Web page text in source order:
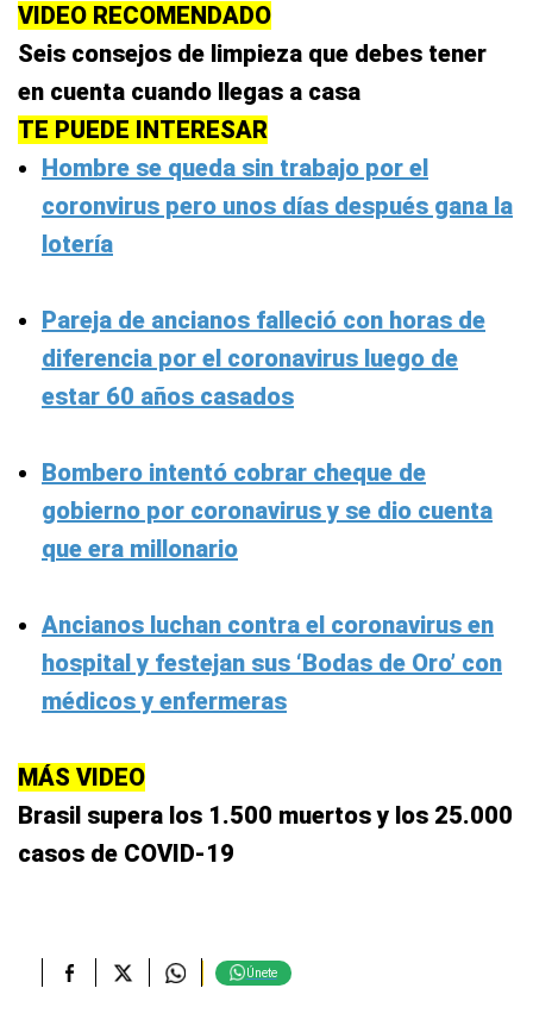
VIDEO RECOMENDADO
Seis consejos de limpieza que debes tener
en cuenta cuando llegas a casa
TE PUEDE INTERESAR
Hombre se queda sin trabajo por el
coronvirus pero unos días después gana la
lotería
Pareja de ancianos falleció con horas de
diferencia por el coronavirus luego de
estar 60 años casados
Bombero intentó cobrar cheque de
gobierno por coronavirus y se dio cuenta
que era millonario
Ancianos luchan contra el coronavirus en
hospital y festejan sus ‘Bodas de Oro’ con
médicos y enfermeras
MÁS VIDEO
Brasil supera los 1.500 muertos y los 25.000
casos de COVID-19
Únete